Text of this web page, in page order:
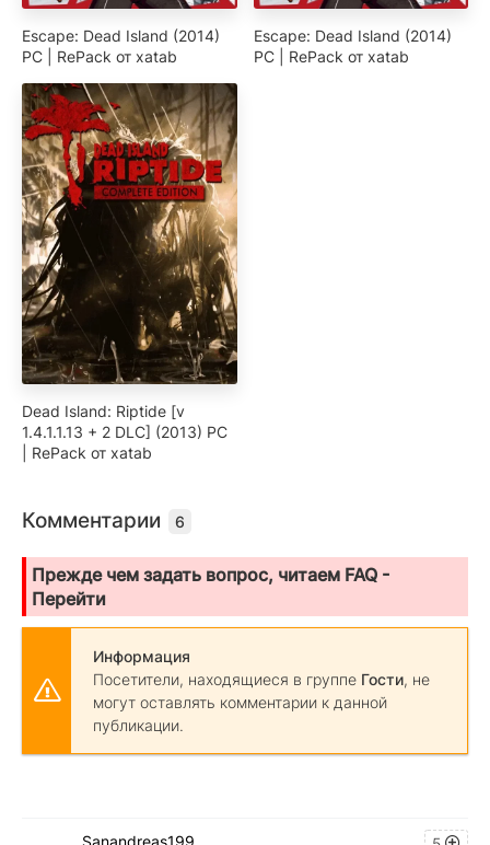
Escape: Dead Island (2014)
PC | RePack от xatab
Escape: Dead Island (2014)
PC | RePack от xatab
Dead Island: Riptide [v
1.4.1.1.13 + 2 DLC] (2013) PC
| RePack от xatab
Комментарии 6
Прежде чем задать вопрос, читаем FAQ -
Перейти
Информация
Посетители, находящиеся в группе Гости, не
могут оставлять комментарии к данной
публикации.